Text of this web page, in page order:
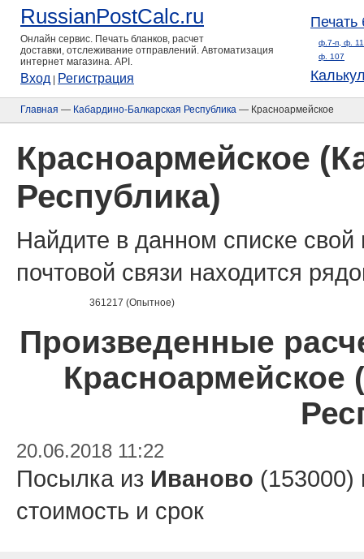
RussianPostCalc.ru
Онлайн сервис. Печать бланков, расчет
доставки, отслеживание отправлений. Автоматизация
интернет магазина. API.
Вход Регистрация
Печать
ф.7-п, ф.
ф. 107
Главная — Кабардино-Балкарская Республика — Красноармейское
Красноармейское
Республика)
Найдите в данном списке
почтовой связи находится
361217 (Опытное)
Произведенные
Красноармейское
20.06.2018 11:22
Посылка из Иваново
стоимость и срок